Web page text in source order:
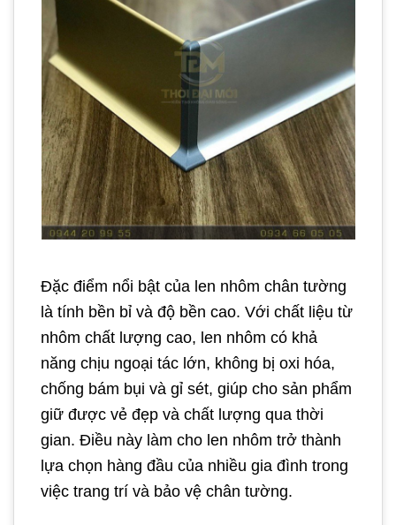
Đặc điểm nổi bật của len nhôm chân tường
là tính bền bỉ và độ bền cao. Với chất liệu từ
nhôm chất lượng cao, len nhôm có khả
năng chịu ngoại tác lớn, không bị oxi hóa,
chống bám bụi và gỉ sét, giúp cho sản phẩm
giữ được vẻ đẹp và chất lượng qua thời
gian. Điều này làm cho len nhôm trở thành
lựa chọn hàng đầu của nhiều gia đình trong
việc trang trí và bảo vệ chân tường.